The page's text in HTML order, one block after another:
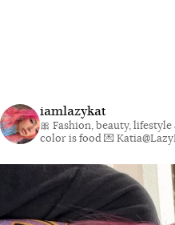
iamlazykat
🎀 Fashion, beauty,
color is food💌